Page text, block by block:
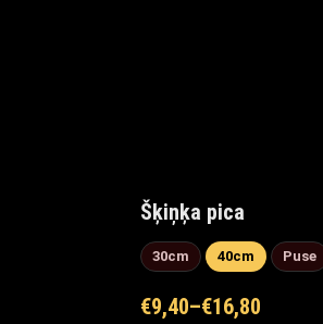
Šķiņķa pica
30cm 40cm Puse
€9,40–€16,80